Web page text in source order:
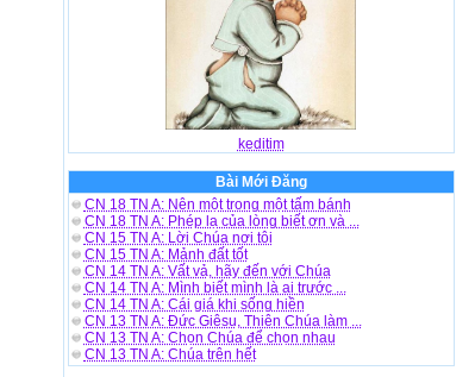
keditim
Bài Mới Đăng
CN 18 TN A: Nên một trong một tấm bánh
CN 18 TN A: Phép lạ của lòng biết ơn và ...
CN 15 TN A: Lời Chúa nơi tôi
CN 15 TN A: Mảnh đất tốt
CN 14 TN A: Vất vả, hãy đến với Chúa
CN 14 TN A: Mình biết mình là ai trước ...
CN 14 TN A: Cái giá khi sống hiền
CN 13 TN A: Đức Giêsu, Thiên Chúa làm ...
CN 13 TN A: Chọn Chúa để chọn nhau
CN 13 TN A: Chúa trên hết